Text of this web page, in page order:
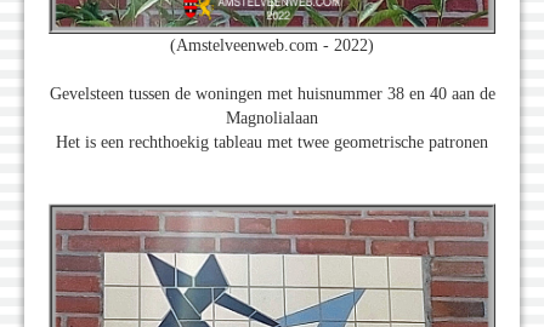
(Amstelveenweb.com - 2022)
Gevelsteen tussen de woningen met huisnummer 38 en 40 aan de
Magnolialaan
Het is een rechthoekig tableau met twee geometrische patronen